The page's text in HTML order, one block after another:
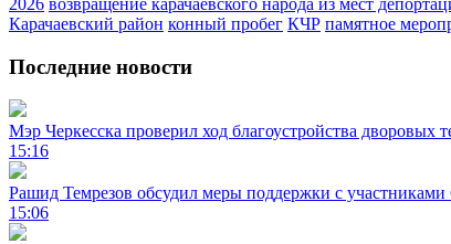
2026 возвращение карачаевского народа из мест
Карачаевский район конный пробег КЧР памятное
Последние новости
Мэр Черкесска проверил ход благоустройства дворовых
15:16
Рашид Темрезов обсудил меры поддержки с
15:06